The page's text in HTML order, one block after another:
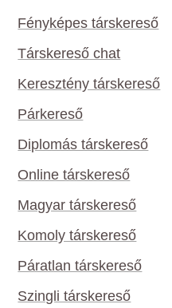
Fényképes társkereső
Társkereső chat
Keresztény társkereső
Párkereső
Diplomás társkereső
Online társkereső
Magyar társkereső
Komoly társkereső
Páratlan társkereső
Szingli társkereső